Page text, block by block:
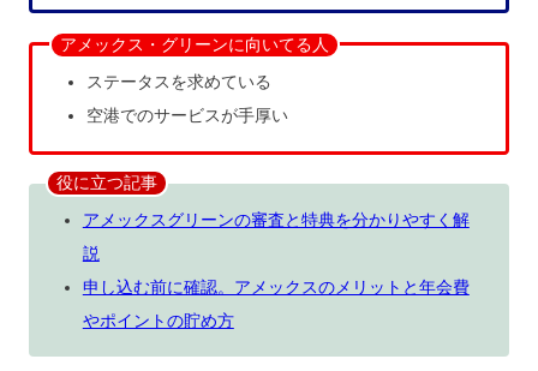
アメックス・グリーンに向いてる人
ステータスを求めている
空港でのサービスが手厚い
役に立つ記事
アメックスグリーンの審査と特典を分かりやすく解
説
申し込む前に確認。アメックスのメリットと年会費
やポイントの貯め方